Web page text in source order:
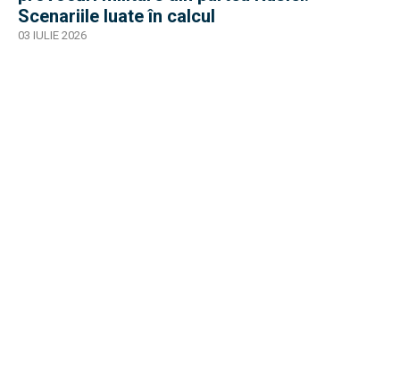
Scenariile luate în calcul
03 IULIE 2026